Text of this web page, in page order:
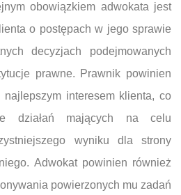
obowiązkiem adwokata jest
o postępach w jego sprawie
decyzjach podejmowanych
prawne. Prawnik powinien
najlepszym interesem klienta, co
działań mających na celu
wyniku dla strony
Adwokat powinien również
powierzonych mu zadań